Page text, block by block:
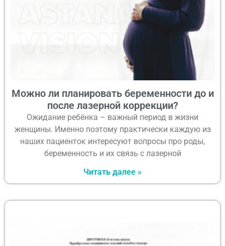
Можно ли планировать беременности до и
после лазерной коррекции?
Ожидание ребёнка – важный период в жизни
женщины. Именно поэтому практически каждую из
наших пациенток интересуют вопросы про роды,
беременность и их связь с лазерной
Читать далее »